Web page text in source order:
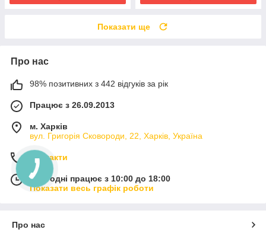
Показати ще
Про нас
98% позитивних з 442 відгуків за рік
Працює з 26.09.2013
м. Харків
вул. Григорія Сковороди, 22, Харків, Україна
Контакти
Сьогодні працює з 10:00 до 18:00
Показати весь графік роботи
Про нас